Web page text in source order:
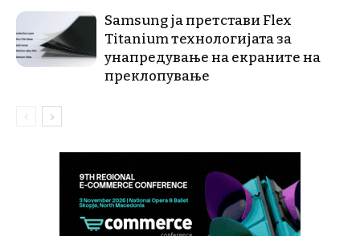
Samsung ја претстави Flex
Titanium технологијата за
унапредување на екраните на
преклопување